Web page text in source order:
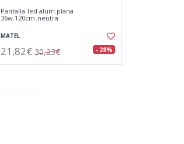
Pantalla led alum.plana
36w.120cm.neutra
MATEL
21,82€ 30,23€ - 28%